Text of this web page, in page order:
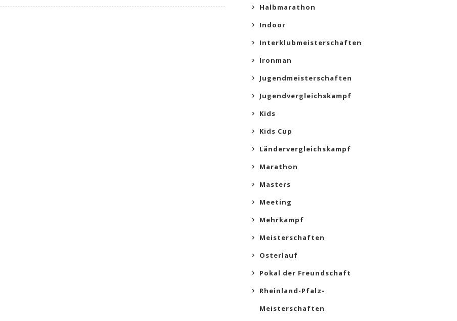
Halbmarathon
Indoor
Interklubmeisterschaften
Ironman
Jugendmeisterschaften
Jugendvergleichskampf
Kids
Kids Cup
Ländervergleichskampf
Marathon
Masters
Meeting
Mehrkampf
Meisterschaften
Osterlauf
Pokal der Freundschaft
Rheinland-Pfalz-
Meisterschaften